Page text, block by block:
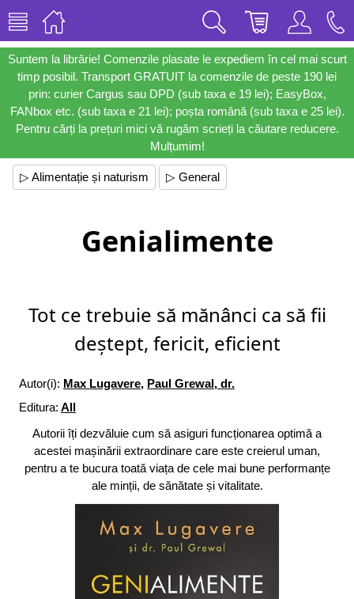
Suntem la librărie! Comenzile plasate le expediem în cel mai scurt
timp posibil. Transport GRATUIT la comenzile de peste 190 lei
prin: curier Cargus sau DPD (sub taxa e 19 lei); EasyBox,
FANbox etc. (sub taxa e 21 lei); poșta română (sub taxa e 25 lei).
Pentru cărți la prețuri mici vă rugăm scrieți la căutare reducere.
Mulțumim!
▷ Alimentație și naturism ▷ General
Genialimente
Tot ce trebuie să mănânci ca să fii
deștept, fericit, eficient
Autor(i): Max Lugavere, Paul Grewal, dr.
Editura: All
Autorii îți dezvăluie cum să asiguri funcționarea optimă a
acestei mașinării extraordinare care este creierul uman,
pentru a te bucura toată viața de cele mai bune performanțe
ale minții, de sănătate și vitalitate.